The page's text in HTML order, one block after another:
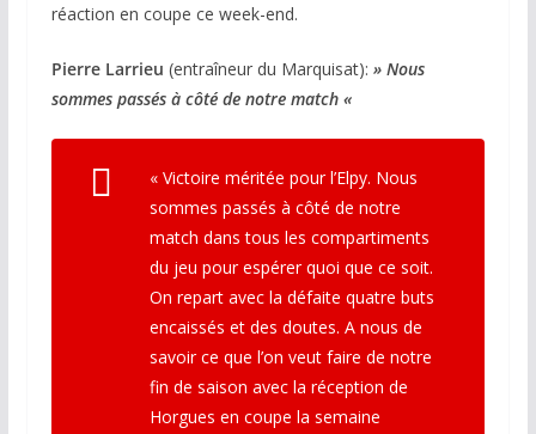
réaction en coupe ce week-end.
Pierre Larrieu (entraîneur du Marquisat): » Nous
sommes passés à côté de notre match «
« Victoire méritée pour l’Elpy. Nous
sommes passés à côté de notre
match dans tous les compartiments
du jeu pour espérer quoi que ce soit.
On repart avec la défaite quatre buts
encaissés et des doutes. A nous de
savoir ce que l’on veut faire de notre
fin de saison avec la réception de
Horgues en coupe la semaine